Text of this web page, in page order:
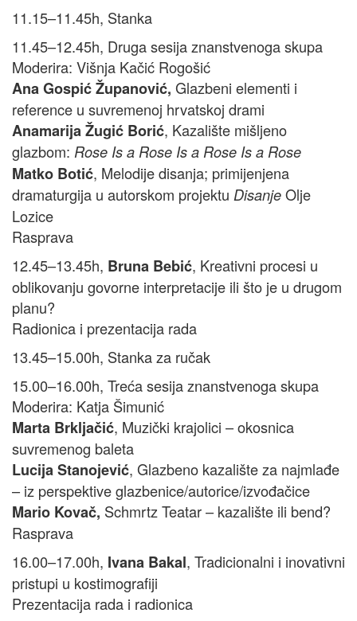
11.15–11.45h, Stanka
11.45–12.45h, Druga sesija znanstvenoga skupa
Moderira: Višnja Kačić Rogošić
Ana Gospić Županović, Glazbeni elementi i
reference u suvremenoj hrvatskoj drami
Anamarija Žugić Borić, Kazalište mišljeno
glazbom: Rose Is a Rose Is a Rose Is a Rose
Matko Botić, Melodije disanja; primijenjena
dramaturgija u autorskom projektu Disanje Olje
Lozice
Rasprava
12.45–13.45h, Bruna Bebić, Kreativni procesi u
oblikovanju govorne interpretacije ili što je u drugom
planu?
Radionica i prezentacija rada
13.45–15.00h, Stanka za ručak
15.00–16.00h, Treća sesija znanstvenoga skupa
Moderira: Katja Šimunić
Marta Brkljačić, Muzički krajolici – okosnica
suvremenog baleta
Lucija Stanojević, Glazbeno kazalište za najmlađe
– iz perspektive glazbenice/autorice/izvođačice
Mario Kovač, Schmrtz Teatar – kazalište ili bend?
Rasprava
16.00–17.00h, Ivana Bakal, Tradicionalni i inovativni
pristupi u kostimografiji
Prezentacija rada i radionica